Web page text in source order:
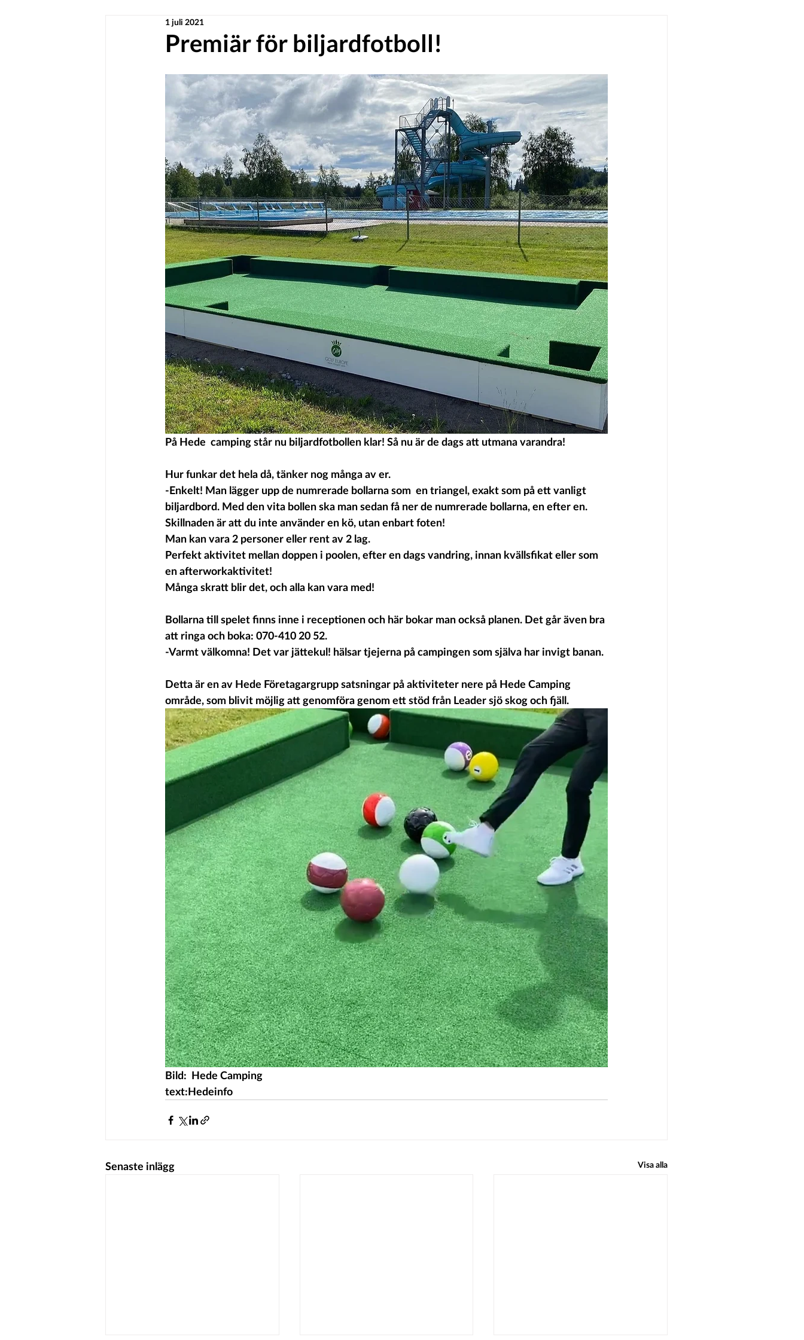
Premiär för biljardfotboll!
1 juli 2021
På Hede  camping står nu biljardfotbollen klar! Så nu är de dags att utmana varandra!
Hur funkar det hela då, tänker nog många av er.
-Enkelt! Man lägger upp de numrerade bollarna som  en triangel, exakt som på ett vanligt
biljardbord. Med den vita bollen ska man sedan få ner de numrerade bollarna, en efter en.
Skillnaden är att du inte använder en kö, utan enbart foten!
Man kan vara 2 personer eller rent av 2 lag.
Perfekt aktivitet mellan doppen i poolen, efter en dags vandring, innan kvällsfikat eller som
en afterworkaktivitet!
Många skratt blir det, och alla kan vara med!
Bollarna till spelet finns inne i receptionen och här bokar man också planen. Det går även bra
att ringa och boka: 070-410 20 52.
-Varmt välkomna! Det var jättekul! hälsar tjejerna på campingen som själva har invigt banan.
Detta är en av Hede Företagargrupp satsningar på aktiviteter nere på Hede Camping
område, som blivit möjlig att genomföra genom ett stöd från Leader sjö skog och fjäll.
Bild:  Hede Camping
text:Hedeinfo
Senaste inlägg Visa alla